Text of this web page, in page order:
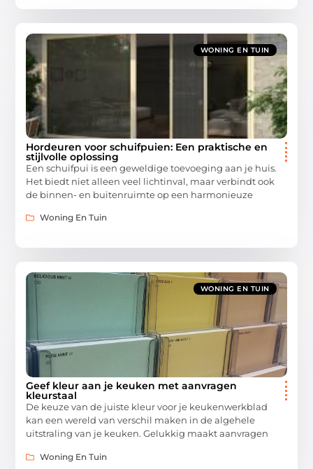
WONING EN TUIN
Hordeuren voor schuifpuien: Een praktische en
stijlvolle oplossing
Een schuifpui is een geweldige toevoeging aan je huis.
Het biedt niet alleen veel lichtinval, maar verbindt ook
de binnen- en buitenruimte op een harmonieuze
Woning En Tuin
WONING EN TUIN
Geef kleur aan je keuken met aanvragen
kleurstaal
De keuze van de juiste kleur voor je keukenwerkblad
kan een wereld van verschil maken in de algehele
uitstraling van je keuken. Gelukkig maakt aanvragen
Woning En Tuin